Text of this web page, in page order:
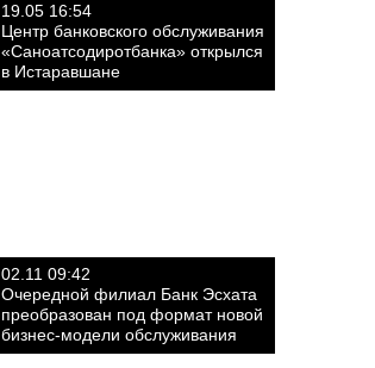
19.05 16:54
Центр банковского обслуживания
«Саноатсодиротбанка» открылся
в Истаравшане
02.11 09:42
Очередной филиал Банк Эсхата
преобразован под формат новой
бизнес-модели обслуживания